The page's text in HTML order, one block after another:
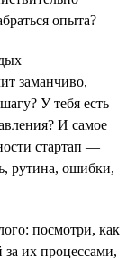
опыта?
заманчиво,
У тебя есть
И самое
стартап —
рутина, ошибки,
посмотри, как
их процессами,